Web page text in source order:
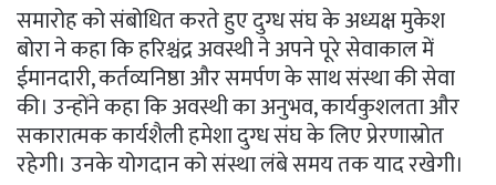
समारोह को संबोधित करते हुए दुग्ध संघ के अध्यक्ष मुकेश
बोरा ने कहा कि हरिश्चंद्र अवस्थी ने अपने पूरे सेवाकाल में
ईमानदारी, कर्तव्यनिष्ठा और समर्पण के साथ संस्था की सेवा
की। उन्होंने कहा कि अवस्थी का अनुभव, कार्यकुशलता और
सकारात्मक कार्यशैली हमेशा दुग्ध संघ के लिए प्रेरणास्रोत
रहेगी। उनके योगदान को संस्था लंबे समय तक याद रखेगी।